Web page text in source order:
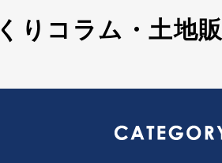
りコラム・土地